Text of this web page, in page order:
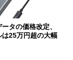
タの価格改定、
は25万円超の大幅